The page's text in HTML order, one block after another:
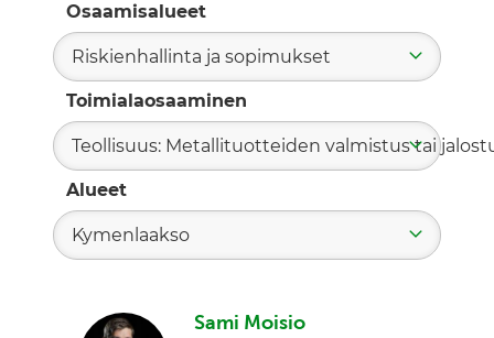
Osaamisalueet
Riskienhallinta ja sopimukset
Toimialaosaaminen
Teollisuus: Metallituotteiden valmistus tai
Alueet
Kymenlaakso
Sami Moisio